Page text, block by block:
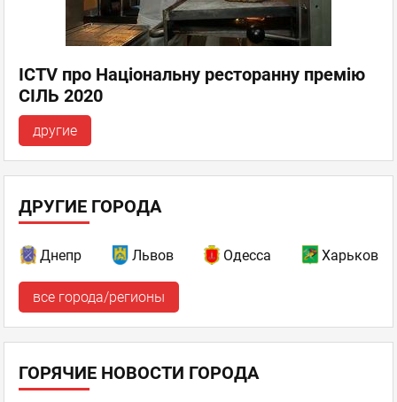
ICTV про Національну ресторанну премію
СІЛЬ 2020
другие
ДРУГИЕ ГОРОДА
Днепр Львов Одесса Харьков
все города/регионы
ГОРЯЧИЕ НОВОСТИ ГОРОДА